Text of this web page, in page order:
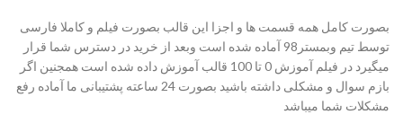
بصورت کامل همه قسمت ها و اجزا این قالب بصورت فیلم و کاملا فارسی
توسط تیم وبمستر98 آماده شده است وبعد از خرید در دسترس شما قرار
میگیرد در فیلم آموزش 0 تا 100 قالب آموزش داده شده است همجنین اگر
بازم سوال و مشکلی داشته باشید بصورت 24 ساعته پشتیبانی ما آماده رفع
مشکلات شما میباشد